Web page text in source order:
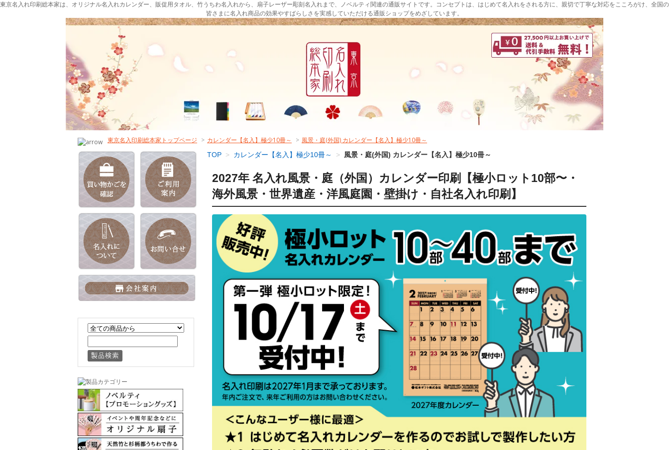
東京名入れ印刷総本家は、オリジナル名入れカレンダー、販促用タオル、竹うちわ名入れから、扇子レーザー彫刻名入れまで、ノベルティ関連の通販サイトです。コンセプトは、はじめて名入れをされる方に、親切で丁寧な対応をこころがけ、全国の
皆さまに名入れ商品の効果やすばらしさを実感していただける通販ショップをめざしています。
東京名入印刷総本家トップページ > カレンダー【名入】極少10冊～ > 風景・庭(外国) カレンダー【名入】極少10冊～
TOP > カレンダー【名入】極少10冊～ > 風景・庭(外国) カレンダー【名入】極少10冊～
2027年 名入れ風景・庭（外国）カレンダー印刷【極小ロット10部〜・
海外風景・世界遺産・洋風庭園・壁掛け・自社名入れ印刷】